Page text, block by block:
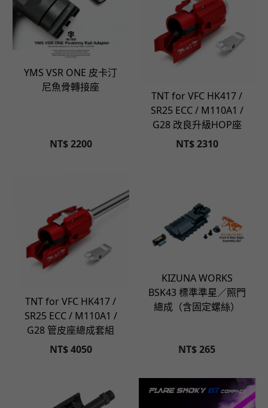
立即選購
YMS VSR ONE 皮卡汀
尼魚骨轉接座
NT$2200
TNT for VFC HK417 /
SR25 ECC / M110A1 /
G28 改良升級HOP座
NT$2310
TNT for VFC HK417 /
SR25 ECC / M110A1 /
G28 管皮座總成套組
NT$4050
KIZUNA WORKS
BSK43 標準準星／照門
總成（含固定螺絲）
NT$265